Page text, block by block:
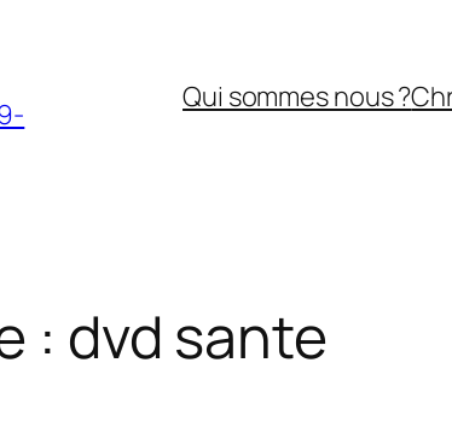
Qui sommes nous ?
: dvd sante